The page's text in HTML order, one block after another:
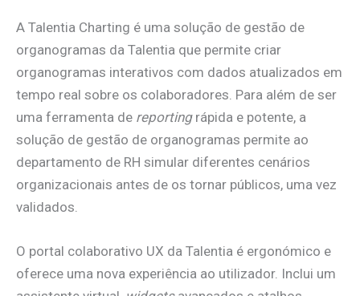
A Talentia Charting é uma solução de gestão de
organogramas da Talentia que permite criar
organogramas interativos com dados atualizados em
tempo real sobre os colaboradores. Para além de ser
uma ferramenta de reportingrápida e potente, a
solução de gestão de organogramas permite ao
departamento de RH simular diferentes cenários
organizacionais antes de os tornar públicos, uma vez
validados.
O portal colaborativo UX da Talentia é ergonómico e
oferece uma nova experiência ao utilizador. Inclui um